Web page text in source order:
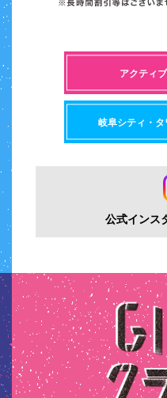
アクティ
岐阜シティ・
公式インス